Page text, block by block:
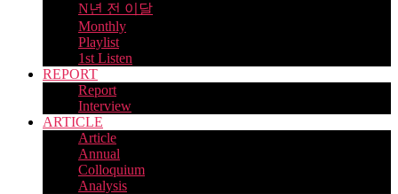
N년 전 이달
Monthly
Playlist
1st Listen
REPORT
Report
Interview
ARTICLE
Article
Annual
Colloquium
Analysis